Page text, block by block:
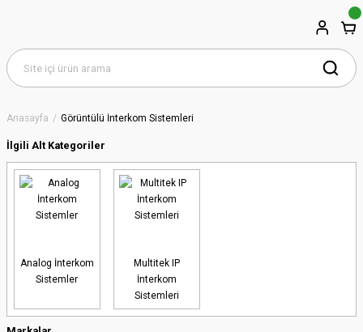
Anasayfa Görüntülü İnterkom Sistemleri
İlgili Alt Kategoriler
Analog İnterkom
Sistemler
Multitek IP
İnterkom
Sistemleri